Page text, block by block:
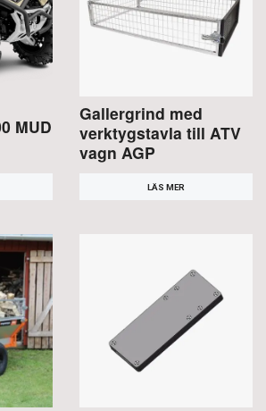
MUD
Gallergrind med
verktygstavla till ATV
vagn AGP
LÄS MER